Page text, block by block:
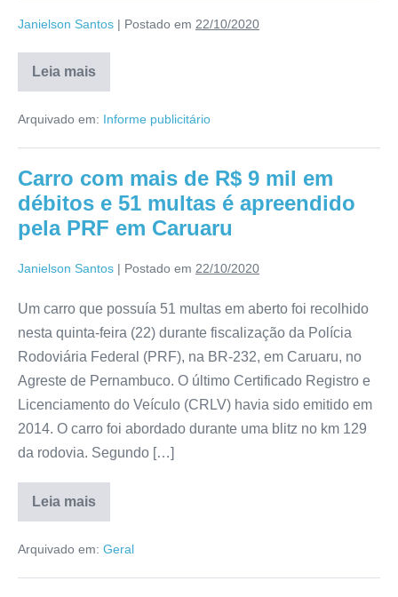
Janielson Santos | Postado em 22/10/2020
Leia mais
Arquivado em: Informe publicitário
Carro com mais de R$ 9 mil em
débitos e 51 multas é apreendido
pela PRF em Caruaru
Janielson Santos | Postado em 22/10/2020
Um carro que possuía 51 multas em aberto foi recolhido
nesta quinta-feira (22) durante fiscalização da Polícia
Rodoviária Federal (PRF), na BR-232, em Caruaru, no
Agreste de Pernambuco. O último Certificado Registro e
Licenciamento do Veículo (CRLV) havia sido emitido em
2014. O carro foi abordado durante uma blitz no km 129
da rodovia. Segundo […]
Leia mais
Arquivado em: Geral